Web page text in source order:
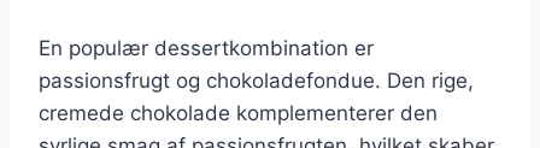
En populær dessertkombination er
passionsfrugt og chokoladefondue. Den rige,
cremede chokolade komplementerer den